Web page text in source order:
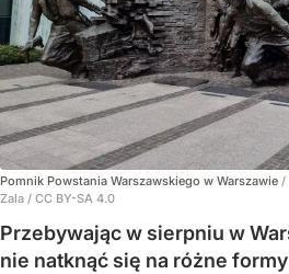
Pomnik Powstania Warszawskiego w Warszawie /
Zala / CC BY-SA 4.0
Przebywając w sierpniu w
nie natknąć się na różne